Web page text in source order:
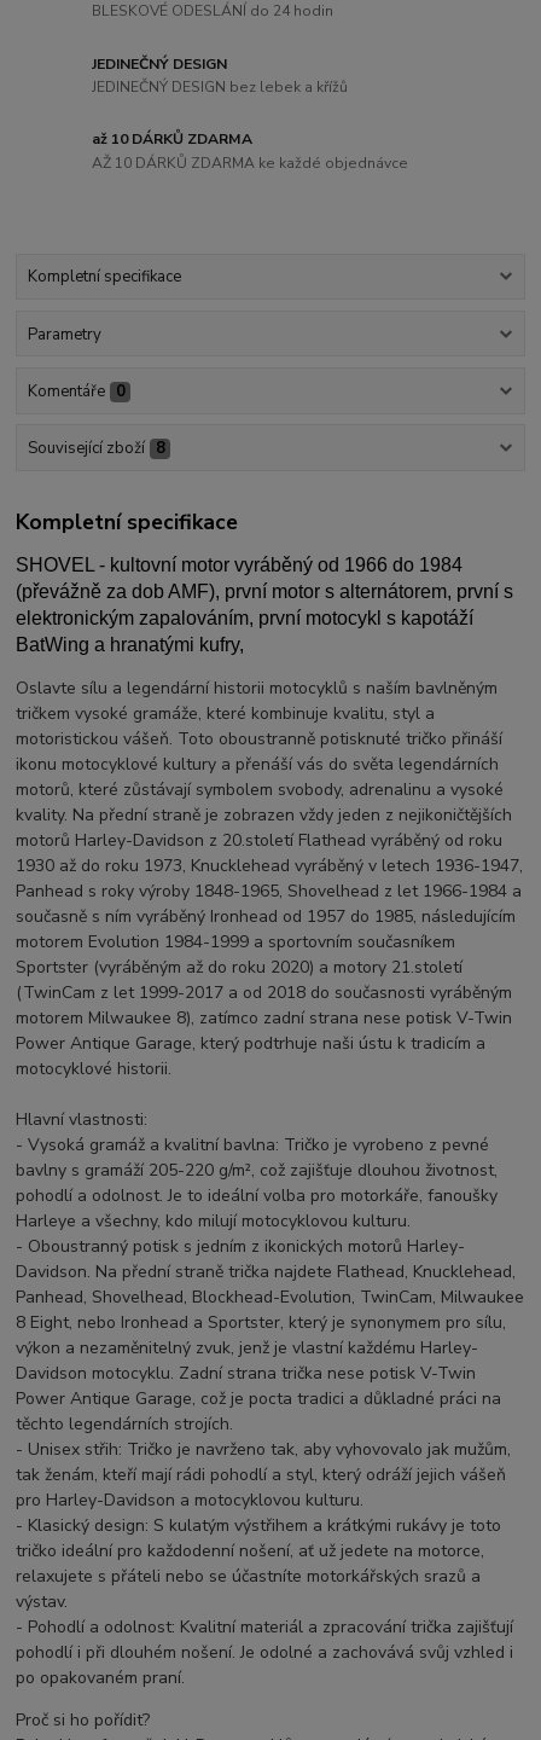
BLESKOVÉ ODESLÁNÍ do 24 hodin
JEDINEČNÝ DESIGN
JEDINEČNÝ DESIGN bez lebek a křížů
až 10 DÁRKŮ ZDARMA
AŽ 10 DÁRKŮ ZDARMA ke každé objednávce
Kompletní specifikace
Parametry
Komentáře 0
Související zboží 8
Kompletní specifikace
SHOVEL - kultovní motor vyráběný od 1966 do 1984
(převážně za dob AMF), první motor s alternátorem, první s
elektronickým zapalováním, první motocykl s kapotáží
BatWing a hranatými kufry,
Oslavte sílu a legendární historii motocyklů s naším bavlněným
tričkem vysoké gramáže, které kombinuje kvalitu, styl a
motoristickou vášeň. Toto oboustranně potisknuté tričko přináší
ikonu motocyklové kultury a přenáší vás do světa legendárních
motorů, které zůstávají symbolem svobody, adrenalinu a vysoké
kvality. Na přední straně je zobrazen vždy jeden z nejikoničtějších
motorů Harley-Davidson z 20.století Flathead vyráběný od roku
1930 až do roku 1973, Knucklehead vyráběný v letech 1936-1947,
Panhead s roky výroby 1848-1965, Shovelhead z let 1966-1984 a
současně s ním vyráběný Ironhead od 1957 do 1985, následujícím
motorem Evolution 1984-1999 a sportovním současníkem
Sportster (vyráběným až do roku 2020) a motory 21.století
(TwinCam z let 1999-2017 a od 2018 do současnosti vyráběným
motorem Milwaukee 8), zatímco zadní strana nese potisk V-Twin
Power Antique Garage, který podtrhuje naši ústu k tradicím a
motocyklové historii.
Hlavní vlastnosti:
- Vysoká gramáž a kvalitní bavlna: Tričko je vyrobeno z pevné
bavlny s gramáží 205-220 g/m², což zajišťuje dlouhou životnost,
pohodlí a odolnost. Je to ideální volba pro motorkáře, fanoušky
Harleye a všechny, kdo milují motocyklovou kulturu.
- Oboustranný potisk s jedním z ikonických motorů Harley-
Davidson. Na přední straně trička najdete Flathead, Knucklehead,
Panhead, Shovelhead, Blockhead-Evolution, TwinCam, Milwaukee
8 Eight, nebo Ironhead a Sportster, který je synonymem pro sílu,
výkon a nezaměnitelný zvuk, jenž je vlastní každému Harley-
Davidson motocyklu. Zadní strana trička nese potisk V-Twin
Power Antique Garage, což je pocta tradici a důkladné práci na
těchto legendárních strojích.
- Unisex střih: Tričko je navrženo tak, aby vyhovovalo jak mužům,
tak ženám, kteří mají rádi pohodlí a styl, který odráží jejich vášeň
pro Harley-Davidson a motocyklovou kulturu.
- Klasický design: S kulatým výstřihem a krátkými rukávy je toto
tričko ideální pro každodenní nošení, ať už jedete na motorce,
relaxujete s přáteli nebo se účastníte motorkářských srazů a
výstav.
- Pohodlí a odolnost: Kvalitní materiál a zpracování trička zajišťují
pohodlí i při dlouhém nošení. Je odolné a zachovává svůj vzhled i
po opakovaném praní.
Proč si ho pořídit?